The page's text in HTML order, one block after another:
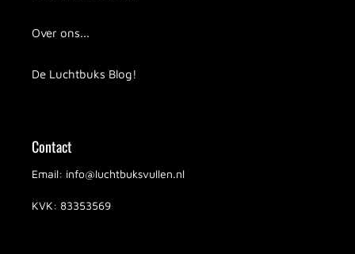
Over ons...
De Luchtbuks Blog!
Contact
Email: info@luchtbuksvullen.nl
KVK: 83353569